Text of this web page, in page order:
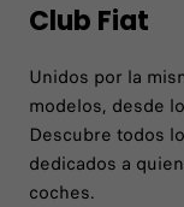
Club Fiat
Unidos por la
modelos, desde
Descubre todos
dedicados a
coches.